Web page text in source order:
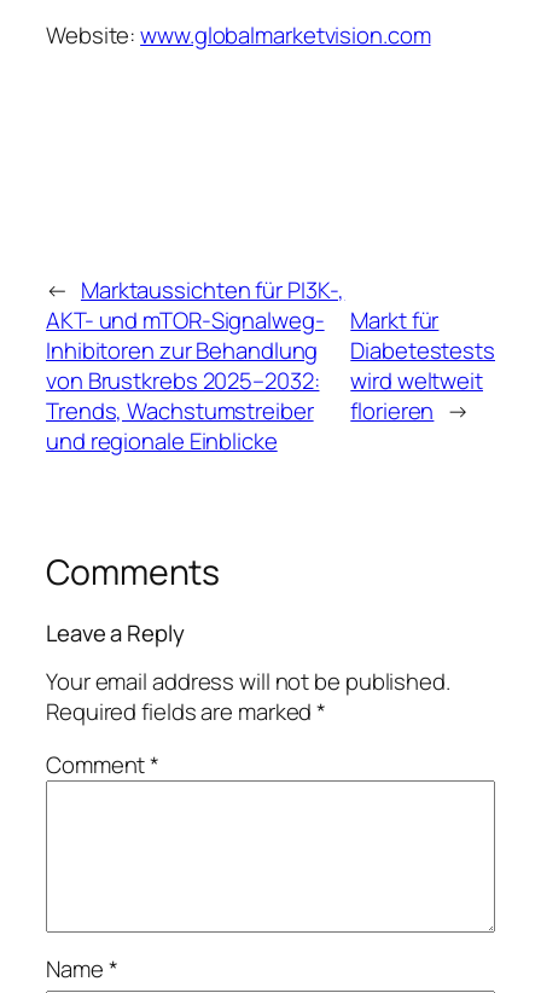
Website:www.globalmarketvision.com
← Marktaussichten für PI3K-,
AKT- und mTOR-Signalweg-
Inhibitoren zur Behandlung
von Brustkrebs 2025–2032:
Trends, Wachstumstreiber
und regionale Einblicke
Markt für
Diabetestests
wird weltweit
florieren →
Comments
Leave a Reply
Your email address will not be published.
Required fields are marked*
Comment*
Name*